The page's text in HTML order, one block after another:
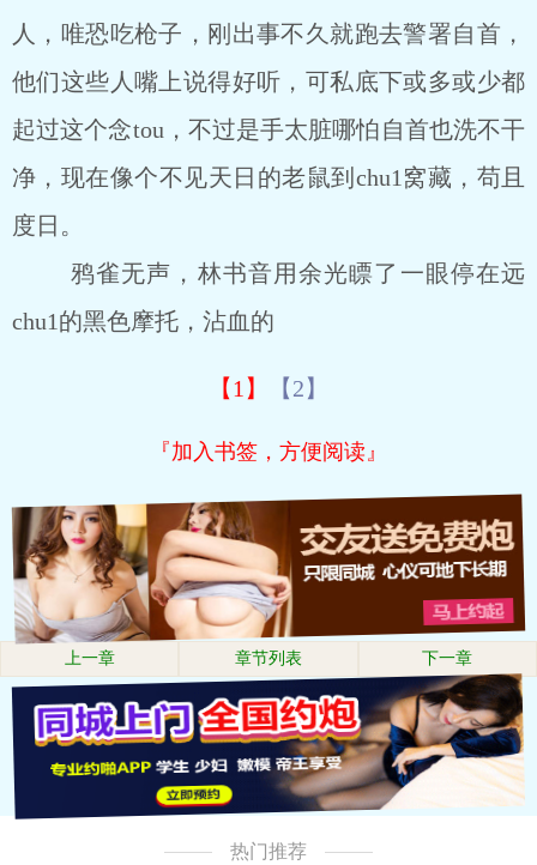
人，唯恐吃枪子，刚出事不久就跑去警署自首，
他们这些人嘴上说得好听，可私底下或多或少都
起过这个念tou，不过是手太脏哪怕自首也洗不干
净，现在像个不见天日的老鼠到chu1窝藏，苟且
度日。
鸦雀无声，林书音用余光瞟了一眼停在远
chu1的黑色摩托，沾血的
【1】 【2】
『加入书签，方便阅读』
上一章 章节列表 下一章
热门推荐